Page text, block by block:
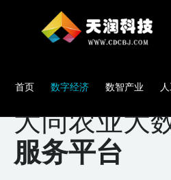
首页 数字经济 数智产业
大同农业大
服务平台